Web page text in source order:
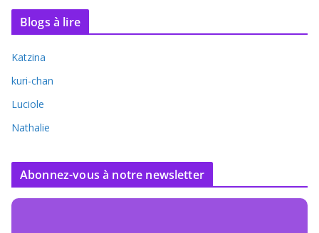
Blogs à lire
Katzina
kuri-chan
Luciole
Nathalie
Abonnez-vous à notre newsletter